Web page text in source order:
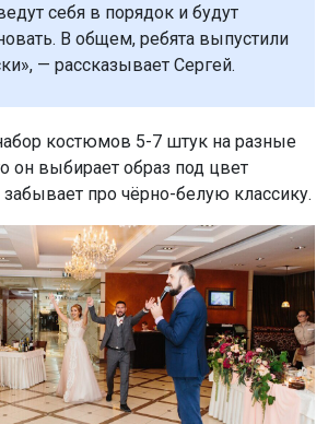
себя в порядок и будут
В общем, ребята выпустили
— рассказывает Сергей.
костюмов 5-7 штук на разные
он выбирает образ под цвет
про чёрно-белую классику.